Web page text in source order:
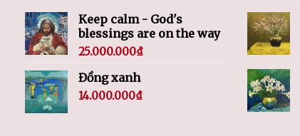
Keep calm - God's
blessings are on the way
25.000.000₫
Đồng xanh
14.000.000₫